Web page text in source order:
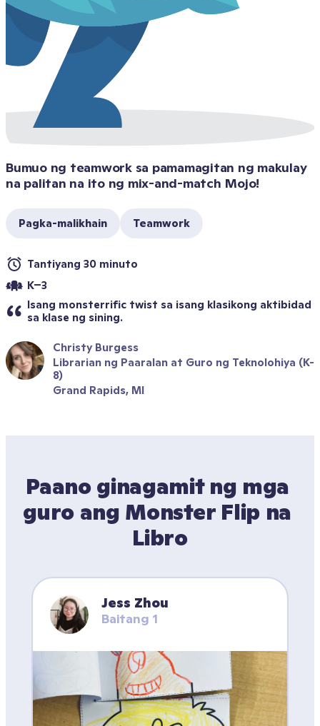
Bumuo ng teamwork sa pamamagitan ng makulay
na palitan na ito ng mix-and-match Mojo!
Pagka-malikhain Teamwork
Tantiyang 30 minuto
K–3
Isang monsterrific twist sa isang klasikong aktibidad
sa klase ng sining.
Christy Burgess
Librarian ng Paaralan at Guro ng Teknolohiya (K-
8)
Grand Rapids, MI
Paano ginagamit ng mga
guro ang Monster Flip na
Libro
Jess Zhou
Baitang 1